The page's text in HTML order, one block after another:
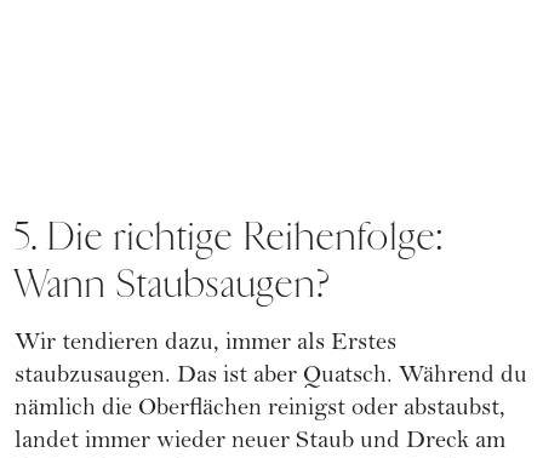
5. Die richtige Reihenfolge:
Wann Staubsaugen?
Wir tendieren dazu, immer als Erstes
staubzusaugen. Das ist aber Quatsch. Während du
nämlich die Oberflächen reinigst oder abstaubst,
landet immer wieder neuer Staub und Dreck am